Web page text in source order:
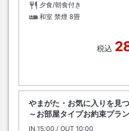
夕食/朝食付き
和室 禁煙 8畳
税込
やまがた・お気に入りを見
～お部屋タイプお約束プラ
IN チェックイン
15:00 / OUT チェックアウト
10:00